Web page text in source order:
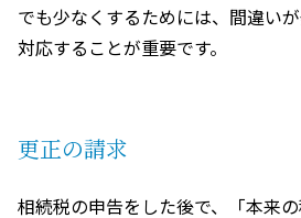
でも少なくするためには、間違い
対応することが重要です。
更正の請求
相続税の申告をした後で、「本来